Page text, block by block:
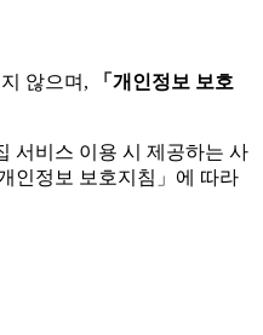
않으며,
「개인정보 보호
서비스 이용 시 제공하는 사
인정보 보호지침」에 따라